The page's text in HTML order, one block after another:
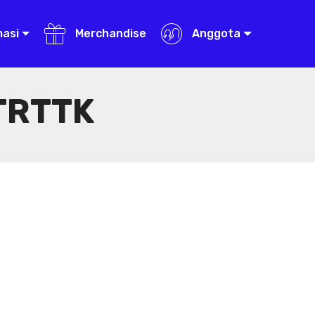
Merchandise Anggota